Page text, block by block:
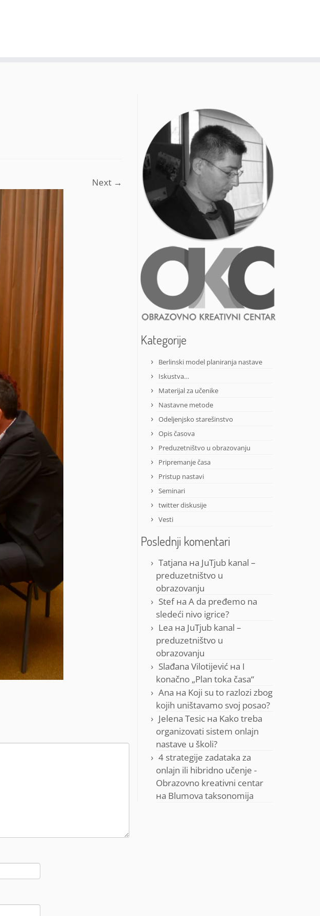
Next →
Kategorije
Berlinski model planiranja nastave
Iskustva…
Materijal za učenike
Nastavne metode
Odeljenjsko starešinstvo
Opis časova
Preduzetništvo u obrazovanju
Pripremanje časa
Pristup nastavi
Seminari
twitter diskusije
Vesti
Poslednji komentari
Tatjana на JuTjub kanal –
preduzetništvo u
obrazovanju
Stefна A da pređemo na
sledeći nivo igrice?
Lea на JuTjub kanal –
preduzetništvo u
obrazovanju
Slađana Vilotijević на I
konačno „Plan toka časa“
Ana на Koji su to razlozi zbog
kojih uništavamo svoj posao?
Jelena Tesic на Kako treba
organizovati sistem onlajn
nastave u školi?
4 strategije zadataka za
onlajn ili hibridno učenje -
Obrazovno kreativni centar
на Blumova taksonomija